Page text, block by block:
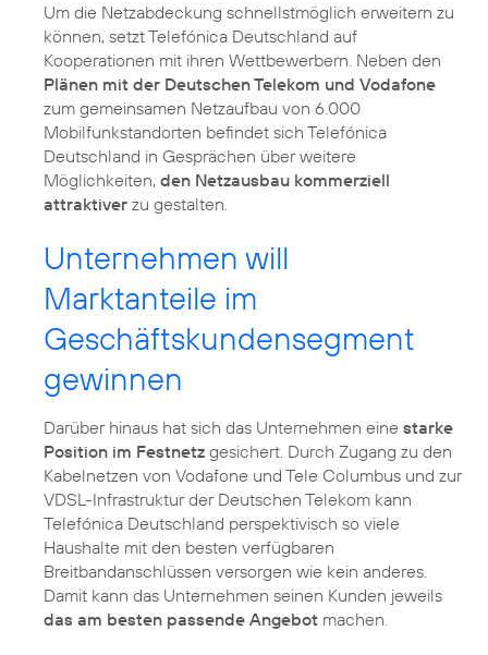
Um die Netzabdeckung schnellstmöglich erweitern zu
können, setzt Telefónica Deutschland auf
Kooperationen mit ihren Wettbewerbern. Neben den
Plänen mit der Deutschen Telekom und Vodafone
zum gemeinsamen Netzaufbau von 6.000
Mobilfunkstandorten befindet sich Telefónica
Deutschland in Gesprächen über weitere
Möglichkeiten, den Netzausbau kommerziell
attraktiver zu gestalten.
Unternehmen will
Marktanteile im
Geschäftskundensegment
gewinnen
Darüber hinaus hat sich das Unternehmen eine starke
Position im Festnetz gesichert. Durch Zugang zu den
Kabelnetzen von Vodafone und Tele Columbus und zur
VDSL-Infrastruktur der Deutschen Telekom kann
Telefónica Deutschland perspektivisch so viele
Haushalte mit den besten verfügbaren
Breitbandanschlüssen versorgen wie kein anderes.
Damit kann das Unternehmen seinen Kunden jeweils
das am besten passende Angebot machen.